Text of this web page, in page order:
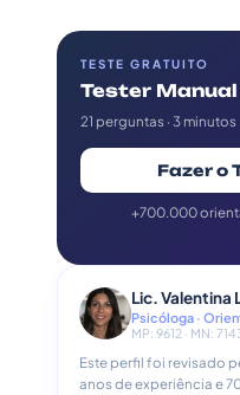
TESTE GRATUITO
Tester
21 perguntas · 3 minutos
Fazer o
+700.000
Lic. Valentina
Psicóloga ·
MP: 9612 · MN:
Este perfil foi revisado
anos de experiência e